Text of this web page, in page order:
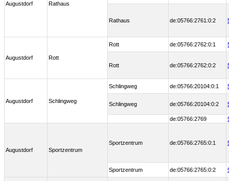
Augustdorf Rathaus
Rathaus de:05766:2761:0:2
Augustdorf Rott
Rott de:05766:2762:0:1
Rott de:05766:2762:0:2
Augustdorf Schlingweg
Schlingweg de:05766:20104:0:1
Schlingweg de:05766:20104:0:2
de:05766:2769
Augustdorf Sportzentrum
Sportzentrum de:05766:2765:0:1
Sportzentrum de:05766:2765:0:2